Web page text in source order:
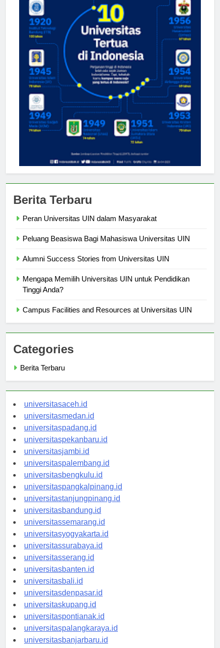
Berita Terbaru
Peran Universitas UIN dalam Masyarakat
Peluang Beasiswa Bagi Mahasiswa Universitas UIN
Alumni Success Stories from Universitas UIN
Mengapa Memilih Universitas UIN untuk Pendidikan
Tinggi Anda?
Campus Facilities and Resources at Universitas UIN
Categories
Berita Terbaru
universitasaceh.id
universitasmedan.id
universitaspadang.id
universitaspekanbaru.id
universitasjambi.id
universitaspalembang.id
universitasbengkulu.id
universitaspangkalpinang.id
universitastanjungpinang.id
universitasbandung.id
universitassemarang.id
universitasyogyakarta.id
universitassurabaya.id
universitasserang.id
universitasbanten.id
universitasbali.id
universitasdenpasar.id
universitaskupang.id
universitaspontianak.id
universitaspalangkaraya.id
universitasbanjarbaru.id